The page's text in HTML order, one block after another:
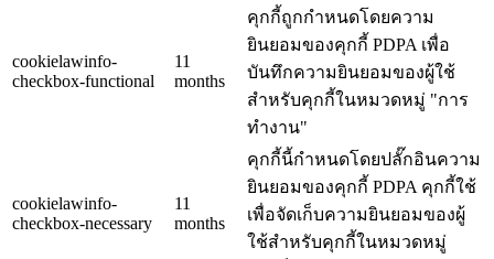
cookielawinfo-
checkbox-functional
11
months
คุกกี้ถูกกำหนดโดยความ
ยินยอมของคุกกี้ PDPA เพื่อ
บันทึกความยินยอมของผู้ใช้
สำหรับคุกกี้ในหมวดหมู่ "การ
ทำงาน"
cookielawinfo-
checkbox-necessary
11
months
คุกกี้นี้กำหนดโดยปลั๊กอินความ
ยินยอมของคุกกี้ PDPA คุกกี้ใช้
เพื่อจัดเก็บความยินยอมของผู้
ใช้สำหรับคุกกี้ในหมวดหมู่